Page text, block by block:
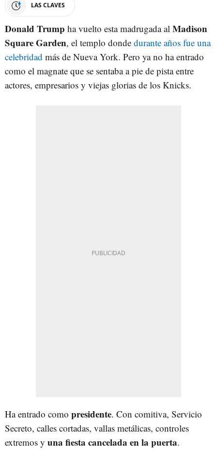
LAS CLAVES
Donald Trump ha vuelto esta madrugada al Madison
Square Garden, el templo donde durante años fue una
celebridad más de Nueva York. Pero ya no ha entrado
como el magnate que se sentaba a pie de pista entre
actores, empresarios y viejas glorias de los Knicks.
Ha entrado como presidente. Con comitiva, Servicio
Secreto, calles cortadas, vallas metálicas, controles
extremos y una fiesta cancelada en la puerta.